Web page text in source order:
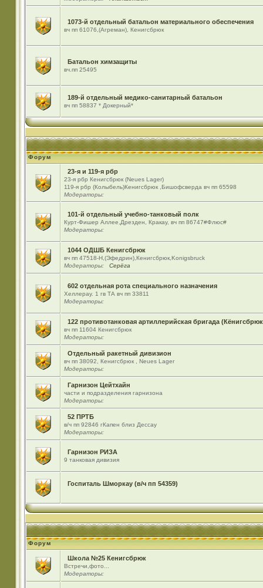
1073-й отдельный батальон материального обеспечения
вч пп 61076,(Агреман), Кенигсбрюк
Батальон химзащиты
вч.пп 25495
189-й отдельный медико-санитарный батальон
вч пп 58837 * Докерный*
Форум
23-я и 119-я рбр
23-я рбр Кенигсбрюк (Neues Lager)
119-я рбр (Колыбель)Кенигсбрюк ,Бишофсверда вч пп 65598
Модераторы:
101-й отдельный учебно-танковый полк
Курт-Фишер Аллее,Дрезден, Кракау, вч пп 86747#Флюс#
Модераторы:
1044 ОДШБ Кенигсбрюк
вч пп 47518-Н,(Эфедрин),Кенигсбрюк,Konigsbruck
Модераторы:
Серёга
602 отдельная рота специального назначения
Хеллерау. 1 гв ТА вч пп 33811
Модераторы:
122 противотанковая артиллерийская бригада
вч пп 11604 Кенигсбрюк
Модераторы:
Отдельный ракетный дивизион
вч пп 38092, Кенигсбрюк , Neues Lager
Модераторы:
Гарнизон Цейтхайн
части и подразделения гарнизона
Модераторы:
52 ПРТБ
в/ч пп 92846 гКапен близ Дессау
Модераторы:
Гарнизон РИЗА
9 танковая дивизия
Госпиталь Шморкау (в/ч пп 54359)
Форум
Школа №25 Кенигсбрюк
Встречи,фото...
Модераторы: